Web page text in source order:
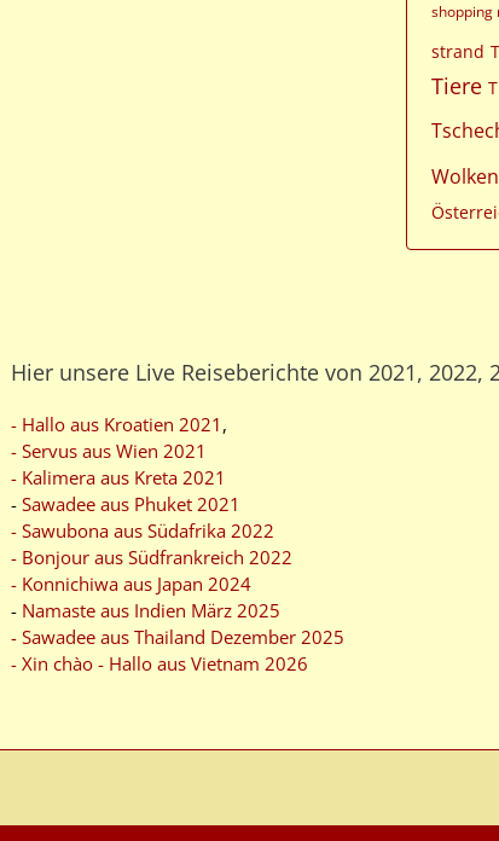
shopping
strand
Tiere
Wolken
Hier unsere Live Reiseberichte von 2021, 2022,
- Hallo aus Kroatien 2021 ,
- Servus aus Wien 2021
- Kalimera aus Kreta 2021
- Sawadee aus Phuket 2021
- Sawubona aus Südafrika 2022
- Bonjour aus Südfrankreich 2022
- Konnichiwa aus Japan 2024
- Namaste aus Indien März 2025
- Sawadee aus Thailand Dezember 2025
- Xin chào - Hallo aus Vietnam 2026